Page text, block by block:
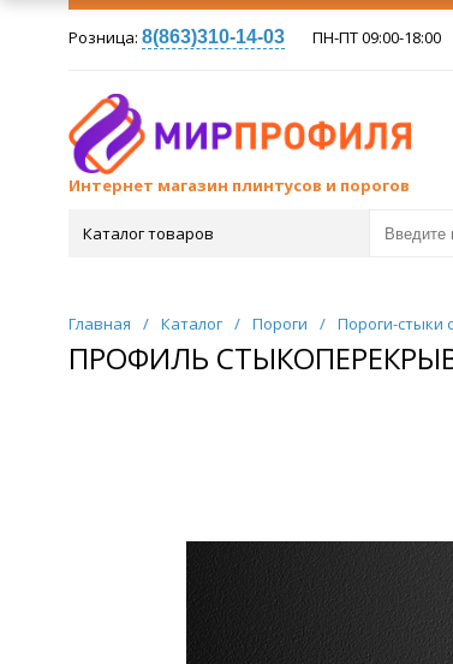
Розница: 8(863)310-14-03 ПН-ПТ 09:00-18:00
Интернет магазин плинтусов и порогов
Каталог товаров
Главная / Каталог / Пороги / Пороги-стыки
ПРОФИЛЬ